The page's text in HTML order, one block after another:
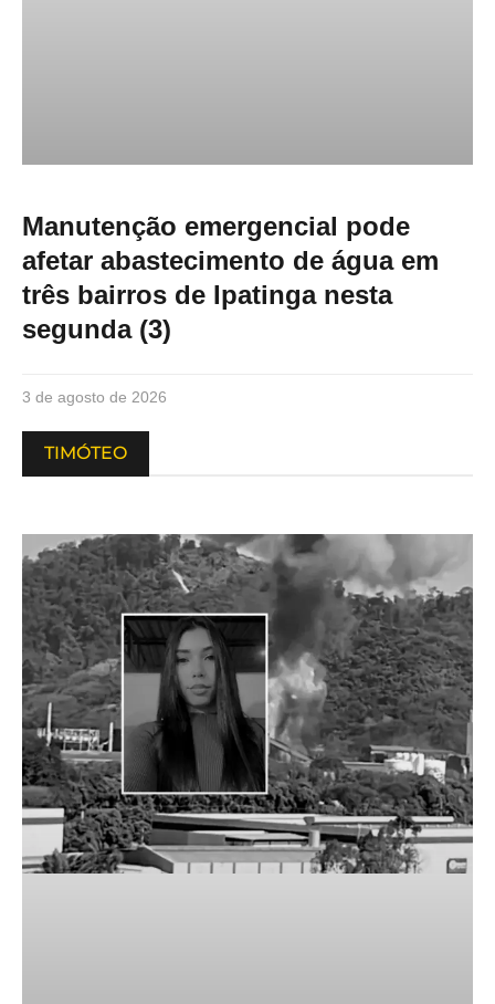
Manutenção emergencial pode
afetar abastecimento de água em
três bairros de Ipatinga nesta
segunda (3)
3 de agosto de 2026
TIMÓTEO